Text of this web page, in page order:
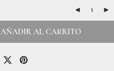
AÑADIR AL CARRITO